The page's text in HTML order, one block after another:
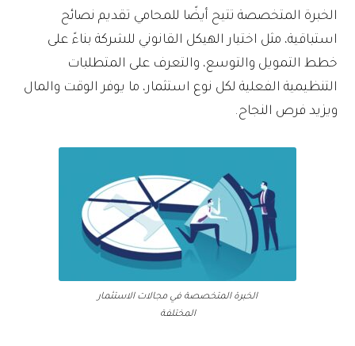
الخبرة المتخصصة تتيح أيضًا للمحامي تقديم نصائح
استباقية، مثل اختيار الهيكل القانوني للشركة بناءً على
خطط التمويل والتوسع، والتعرف على المتطلبات
التنظيمية الفعلية لكل نوع استثمار، ما يوفر الوقت والمال
ويزيد فرص النجاح.
الخبرة المتخصصة في مجالات الاستثمار
المختلفة